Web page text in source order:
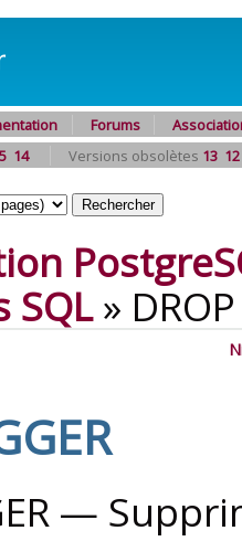
Forums
14 Versions obsolètes 13 12
SQL»
—